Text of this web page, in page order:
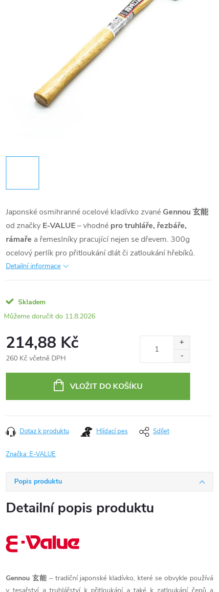
Japonské osmihranné ocelové kladívko zvané Gennou 玄能
od značky E-VALUE– vhodné pro truhláře, řezbáře,
rámaře a řemeslníky pracující nejen se dřevem. 300g
ocelový perlík pro přitloukání dlát či zatloukání hřebíků.
Detailní informace
Skladem
11.8.2026
214,88 Kč
260 Kč včetně DPH
VLOŽIT DO KOŠÍKU
Dotaz k produktu Hlídací pes Sdílet
Značka: E-VALUE
Popis produktu
Detailní popis produktu
Gennou 玄能– tradiční japonské kladívko, které se obvykle používá